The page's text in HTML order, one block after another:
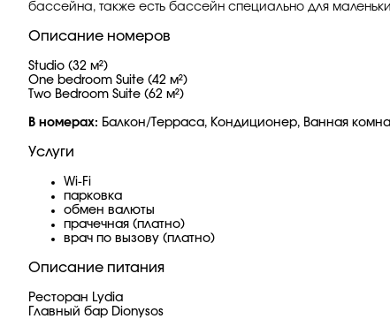
бассейна, также есть бассейн специально для
Описание номеров
Studio (32 м²)
One bedroom Suite (42 м²)
Two Bedroom Suite (62 м²)
В номерах: Балкон/Терраса, Кондиционер, Ванная
Услуги
Wi-Fi
парковка
обмен валюты
прачечная (платно)
врач по вызову (платно)
Описание питания
Ресторан Lydia
Главный бар Dionysos